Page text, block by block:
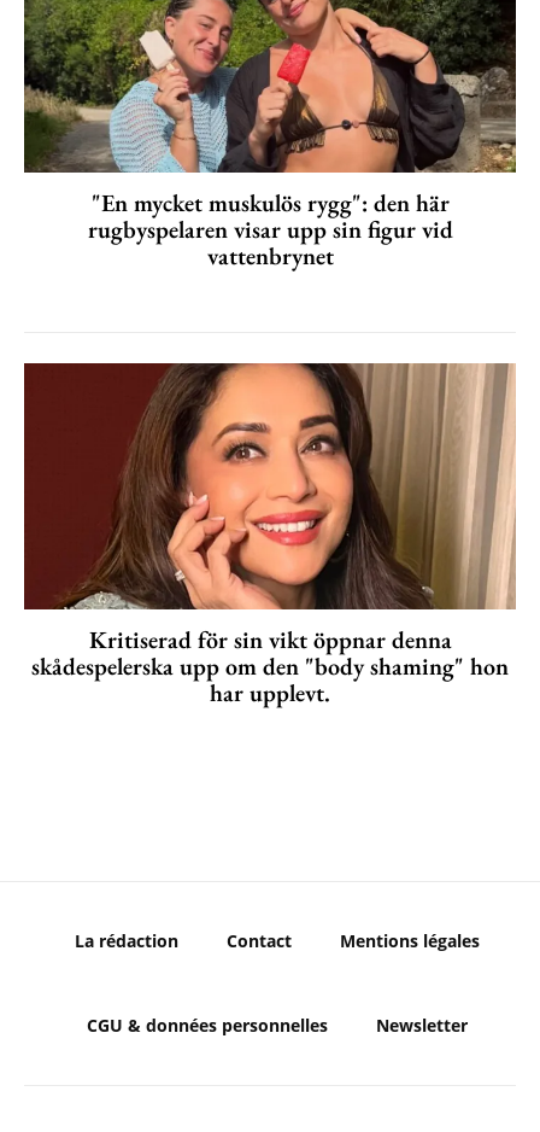
"En mycket muskulös rygg": den här
rugbyspelaren visar upp sin figur vid
vattenbrynet
Kritiserad för sin vikt öppnar denna
skådespelerska upp om den "body shaming" hon
har upplevt.
La rédaction Contact Mentions légales
CGU & données personnelles Newsletter